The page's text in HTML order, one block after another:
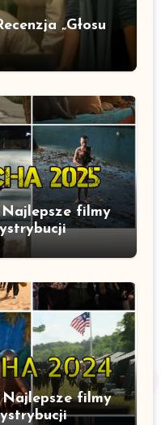
„Głosu
filmy
filmy